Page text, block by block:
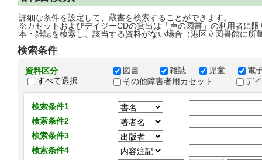
詳細な条件を設定して、蔵書を検索することができます。
※カセットおよびデイジーCDの貸出は「声の図書」の利用者に限
本・雑誌を検索し、該当する資料がない場合（港区立図書館に所
検索条件
資料区分
すべて選択
図書 雑誌 児童
電
その他障害者用カセット
デ
検索条件1
検索条件2
検索条件3
検索条件4